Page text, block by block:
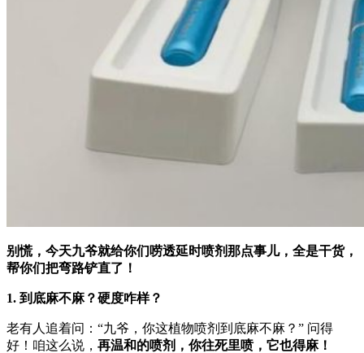
别慌，今天九爷就给你们唠透延时喷剂那点事儿，全是干货，
帮你们把弯路铲直了！
1. 到底麻不麻？硬度咋样？
老有人追着问：“九爷，你这植物喷剂到底麻不麻？” 问得
好！咱这么说， 再温和的喷剂，你往死里喷，它也得麻！